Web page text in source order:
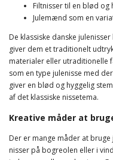
Filtnisser til en blød og
Julemænd som en
De klassiske danske
giver dem et traditionelt
materialer eller utraditionelle
som en type julenisse med
giver en blød og hyggelig
af det klassiske nissetema.
Kreative måder at
Der er mange måder at
nisser på bogreolen eller i